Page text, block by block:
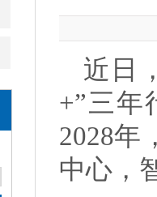
近日
+”三年
2028年
中心，